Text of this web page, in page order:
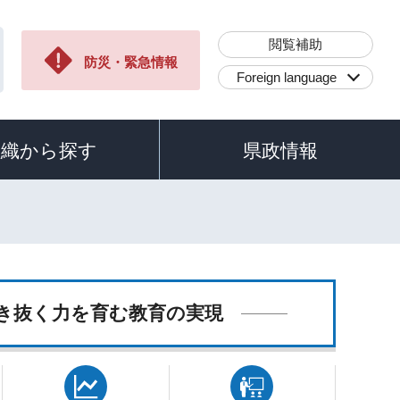
防災・緊急情報
閲覧補助
Foreign language
から探す 県政情報
く力を育む教育の実現